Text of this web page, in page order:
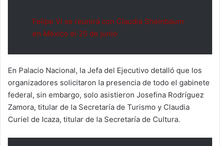
Felipe VI se reunirá con Claudia Sheinbaum
en México el 25 de junio
En Palacio Nacional, la Jefa del Ejecutivo detalló que los
organizadores solicitaron la presencia de todo el gabinete
federal, sin embargo, solo asistieron Josefina Rodríguez
Zamora, titular de la Secretaría de Turismo y Claudia
Curiel de Icaza, titular de la Secretaría de Cultura.